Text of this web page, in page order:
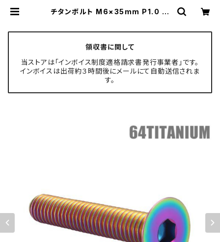
チタンボルト M6×35mm P1.0 皿
H-MASTER ボルト専門店
領収書に関して
当ストアは「インボイス制度適格請求書発行事業者」です。
インボイスは出荷約３時間後にメールにて自動送信されま
す。